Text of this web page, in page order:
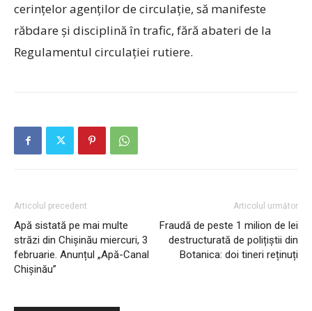
cerințelor agenților de circulație, să manifeste
răbdare și disciplină în trafic, fără abateri de la
Regulamentul circulației rutiere.
Articolul precedent
Apă sistată pe mai multe
străzi din Chișinău miercuri, 3
februarie. Anunțul „Apă-Canal
Chișinău”
Articolul următor
Fraudă de peste 1 milion de lei
destructurată de polițiștii din
Botanica: doi tineri reținuți